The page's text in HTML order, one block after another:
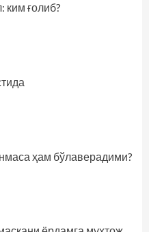
ким ғолиб?
ҳам бўлаверадими?